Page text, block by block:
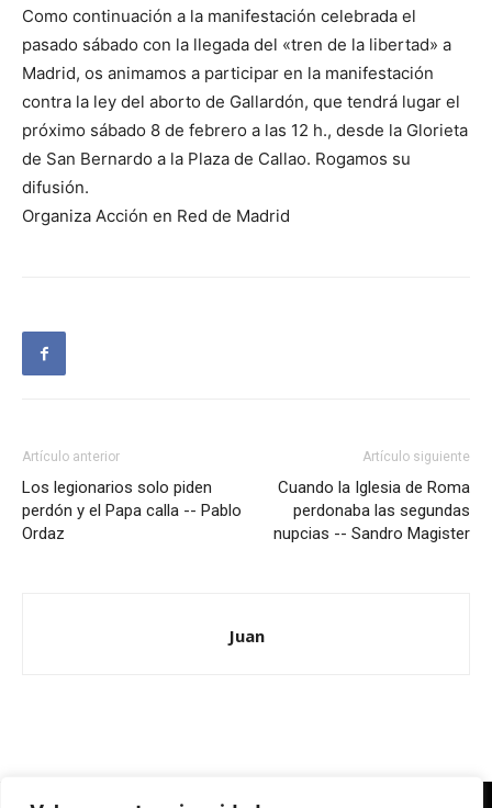
Como continuación a la manifestación celebrada el
pasado sábado con la llegada del «tren de la libertad» a
Madrid, os animamos a participar en la manifestación
contra la ley del aborto de Gallardón, que tendrá lugar el
próximo sábado 8 de febrero a las 12 h., desde la Glorieta
de San Bernardo a la Plaza de Callao. Rogamos su
difusión.
Organiza Acción en Red de Madrid
Artículo anterior
Los legionarios solo piden
perdón y el Papa calla -- Pablo
Ordaz
Artículo siguiente
Cuando la Iglesia de Roma
perdonaba las segundas
nupcias -- Sandro Magister
Juan